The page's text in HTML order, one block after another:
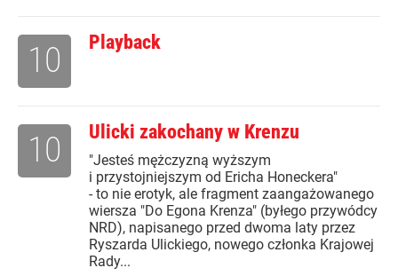
Playback
10
Ulicki zakochany w Krenzu
"Jesteś mężczyzną wyższym
i przystojniejszym od Ericha Honeckera"
- to nie erotyk, ale fragment zaangażowanego
wiersza "Do Egona Krenza" (byłego przywódcy
NRD), napisanego przed dwoma laty przez
Ryszarda Ulickiego, nowego członka Krajowej
Rady...
10